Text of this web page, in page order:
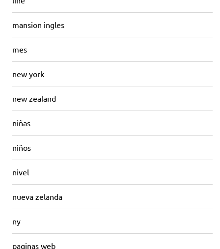
mansion ingles
mes
new york
new zealand
niñas
niños
nivel
nueva zelanda
ny
paginas web